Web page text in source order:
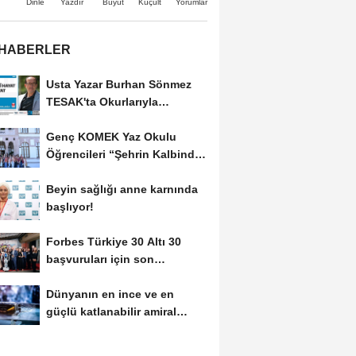
Dinle Yazdır Büyüt Küçült Yorumlar
Usta Yazar Burhan Sönmez
TESAK'ta Okurlarıyla
Genç KOMEK Yaz Okulu
Öğrencileri “Şehrin Kalbinde
Beyin sağlığı anne karnında
başlıyor!
Forbes Türkiye 30 Altı 30
başvuruları için son
Dünyanın en ince ve en
güçlü katlanabilir amiral